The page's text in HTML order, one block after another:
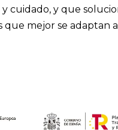
cuidado, y que
que mejor se adaptan